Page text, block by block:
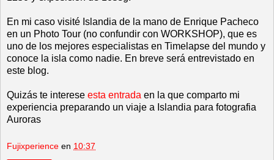
En mi caso visité Islandia de la mano de Enrique Pacheco
en un Photo Tour (no confundir con WORKSHOP), que es
uno de los mejores especialistas en Timelapse del mundo y
conoce la isla como nadie. En breve será entrevistado en
este blog.
Quizás te interese esta entrada en la que comparto mi
experiencia preparando un viaje a Islandia para fotografia
Auroras
Fujixperience en 10:37